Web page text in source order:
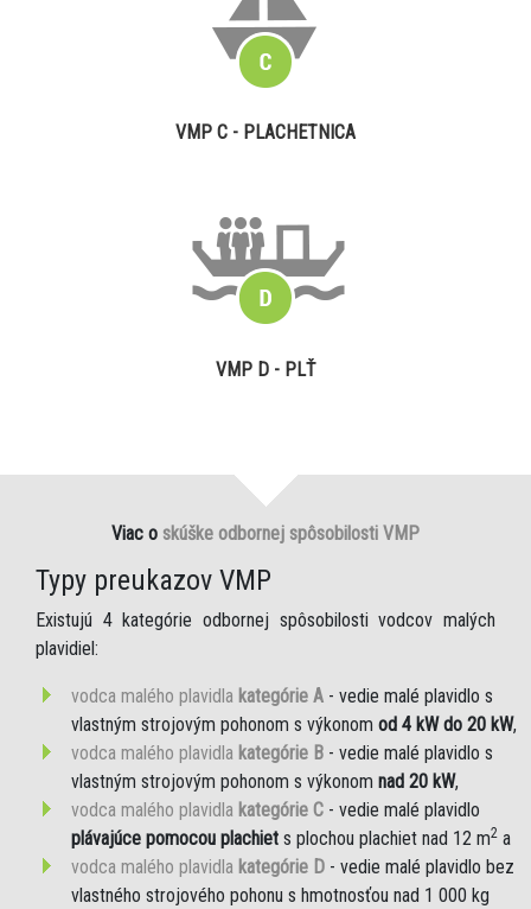
VMP C - PLACHETNICA
VMP D - PLŤ
Viac o skúške odbornej spôsobilosti VMP
Typy preukazov VMP
Existujú 4 kategórie odbornej spôsobilosti vodcov malých
plavidiel:
vodca malého plavidla kategórie A - vedie malé plavidlo s
vlastným strojovým pohonom s výkonom od 4 kW do 20 kW,
vodca malého plavidla kategórie B - vedie malé plavidlo s
vlastným strojovým pohonom s výkonom nad 20 kW,
vodca malého plavidla kategórie C - vedie malé plavidlo
plávajúce pomocou plachiet s plochou plachiet nad 12 m2 a
vodca malého plavidla kategórie D - vedie malé plavidlo bez
vlastného strojového pohonu s hmotnosťou nad 1 000 kg